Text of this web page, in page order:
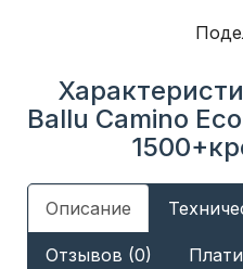
Ballu Camino
Описание
Отзывов (0)